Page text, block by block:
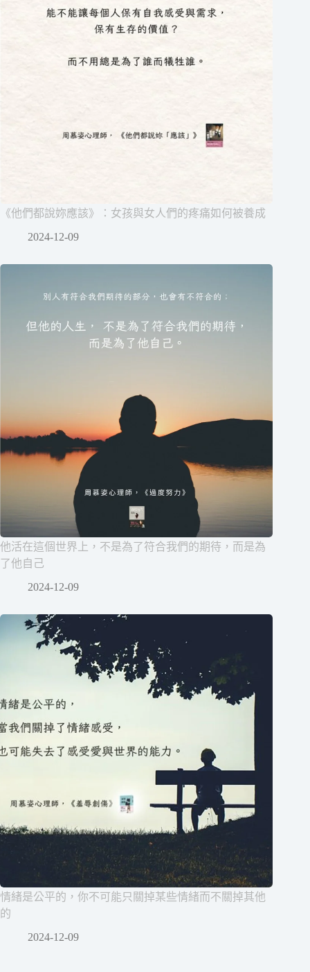
《他們都說妳應該》：女孩與女人們的疼痛如何被養成
2024-12-09
他活在這個世界上，不是為了符合我們的期待，而是為
了他自己
2024-12-09
情緒是公平的，你不可能只關掉某些情緒而不關掉其他
的
2024-12-09